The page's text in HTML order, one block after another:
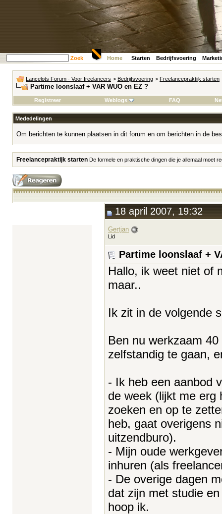
Zoek Home Starten Bedrijfsvoering
Lancelots Forum - Voor freelancers > Bedrijfsvoering > Freelancepraktijk starten
Partime loonslaaf + VAR WUO en EZ ?
Registreer Weblogs FAQ
Mededelingen
Om berichten te kunnen plaatsen in dit forum en om berichten in de
Freelancepraktijk starten De formele en praktische dingen die je allemaal moet
18 april 2007, 19:32
Gertjan
Lid
Partime loonslaaf +
Hallo, ik weet niet of
maar..
Ik zit in de volgende
Ben nu werkzaam
zelfstandig te gaan,
- Ik heb een aanbod
de week (lijkt me erg
zoeken en op te
heb, gaat overigens
uitzendburo).
- Mijn oude
inhuren (als
- De overige dagen
dat zijn met studie
hoop ik.